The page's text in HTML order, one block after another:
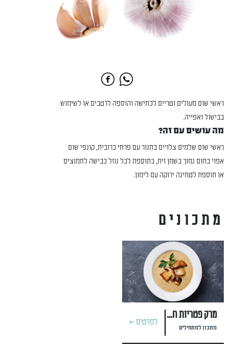
ראשי שום מעולים וטריים לכתישה והוספה לרטבים או לשימוש
בבישול ואפייה.
מה עושים עם זה?
ראשי שום שלמים צלויים בתנור עם פרחי כרובית, קונפי שום
אפוי בחום נמוך בשמן זית, בתוספת לכל נוזל כבישה לחמוצים
או תוספת לטחינה ירוקה עם לימון.
מתכונים
מרק פטריות חמים לחורף קר
מתכון למתחילים
לפרטים >